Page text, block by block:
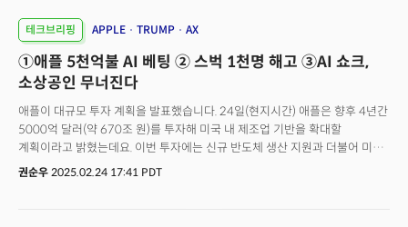
테크브리핑 APPLE TRUMP AX
①애플 5천억불 AI 베팅 ② 스벅 1천명 해고 ③AI 쇼크,
소상공인 무너진다
애플이 대규모 투자 계획을 발표했습니다. 24일(현지시간) 애플은 향후 4년간
5000억 달러(약 670조 원)를 투자해 미국 내 제조업 기반을 확대할
계획이라고 밝혔는데요. 이번 투자에는 신규 반도체 생산 지원과 더불어 미국
텍사스주 휴스턴에 25만 평방피트(약 2만 3,200㎡) 규모의 공장을 건설하는
권순우 2025.02.24 17:41 PDT